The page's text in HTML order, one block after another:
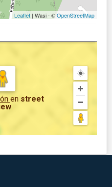
Leaflet | Wasi - ©OpenStreetMap
en street